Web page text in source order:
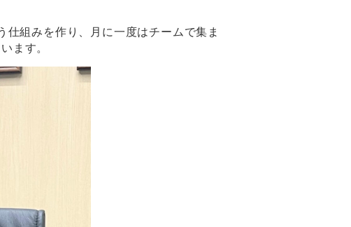
組みを作り、月に一度はチームで集ま
ます。